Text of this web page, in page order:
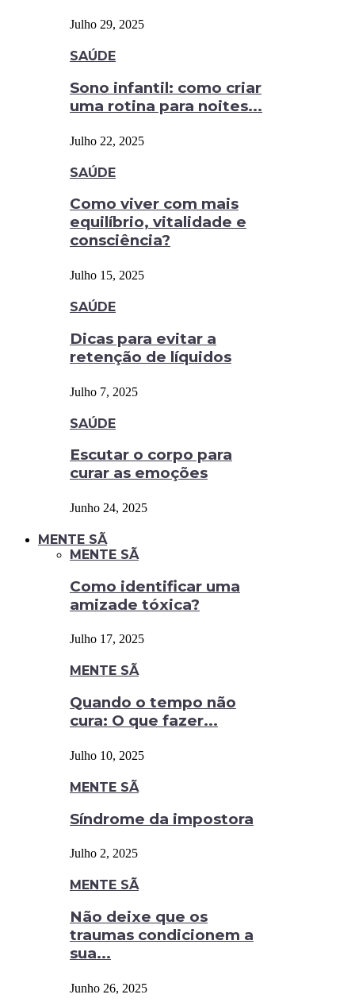
Julho 29, 2025
SAÚDE
Sono infantil: como criar
uma rotina para noites...
Julho 22, 2025
SAÚDE
Como viver com mais
equilíbrio, vitalidade e
consciência?
Julho 15, 2025
SAÚDE
Dicas para evitar a
retenção de líquidos
Julho 7, 2025
SAÚDE
Escutar o corpo para
curar as emoções
Junho 24, 2025
MENTE SÃ
MENTE SÃ
Como identificar uma
amizade tóxica?
Julho 17, 2025
MENTE SÃ
Quando o tempo não
cura: O que fazer...
Julho 10, 2025
MENTE SÃ
Síndrome da impostora
Julho 2, 2025
MENTE SÃ
Não deixe que os
traumas condicionem a
sua...
Junho 26, 2025